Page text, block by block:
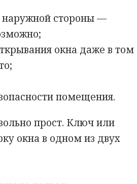
наружной стороны —
окна даже в том
помещения.
прост. Ключ или
окна в одном из двух